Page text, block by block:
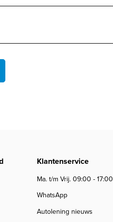
Klantenservice
Ma. t/m Vrij. 09:00 - 17:00
WhatsApp
Autolening nieuws